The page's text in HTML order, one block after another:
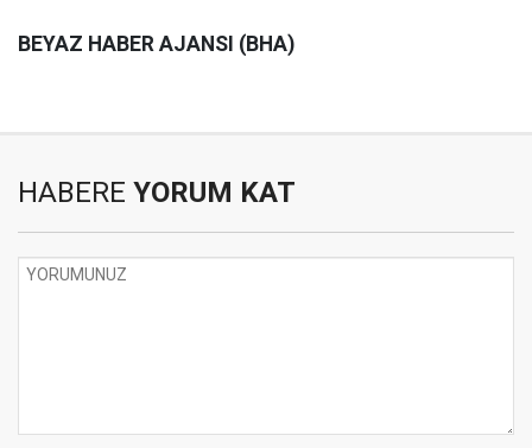
BEYAZ HABER AJANSI (BHA)
HABERE YORUM KAT